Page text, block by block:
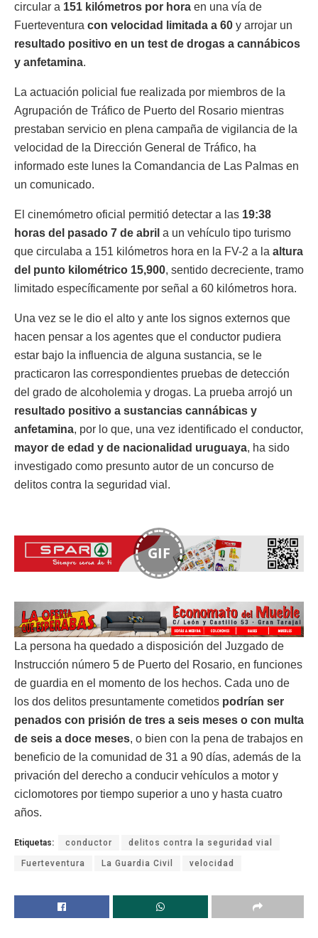
circular a 151 kilómetros por hora en una vía de
Fuerteventura con velocidad limitada a 60 y arrojar un
resultado positivo en un test de drogas a cannábicos
y anfetamina.
La actuación policial fue realizada por miembros de la
Agrupación de Tráfico de Puerto del Rosario mientras
prestaban servicio en plena campaña de vigilancia de la
velocidad de la Dirección General de Tráfico, ha
informado este lunes la Comandancia de Las Palmas en
un comunicado.
El cinemómetro oficial permitió detectar a las 19:38
horas del pasado 7 de abril a un vehículo tipo turismo
que circulaba a 151 kilómetros hora en la FV-2 a la altura
del punto kilométrico 15,900, sentido decreciente, tramo
limitado específicamente por señal a 60 kilómetros hora.
Una vez se le dio el alto y ante los signos externos que
hacen pensar a los agentes que el conductor pudiera
estar bajo la influencia de alguna sustancia, se le
practicaron las correspondientes pruebas de detección
del grado de alcoholemia y drogas. La prueba arrojó un
resultado positivo a sustancias cannábicas y
anfetamina, por lo que, una vez identificado el conductor,
mayor de edad y de nacionalidad uruguaya, ha sido
investigado como presunto autor de un concurso de
delitos contra la seguridad vial.
GIF
La persona ha quedado a disposición del Juzgado de
Instrucción número 5 de Puerto del Rosario, en funciones
de guardia en el momento de los hechos. Cada uno de
los dos delitos presuntamente cometidos podrían ser
penados con prisión de tres a seis meses o con multa
de seis a doce meses, o bien con la pena de trabajos en
beneficio de la comunidad de 31 a 90 días, además de la
privación del derecho a conducir vehículos a motor y
ciclomotores por tiempo superior a uno y hasta cuatro
años.
Etiquetas: conductor delitos contra la seguridad vial
Fuerteventura La Guardia Civil velocidad